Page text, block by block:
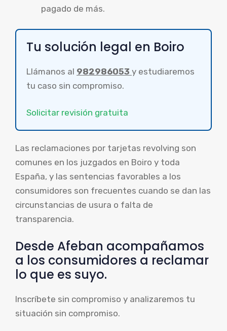
pagado de más.
Tu solución legal en Boiro
Llámanos al 982986053 y estudiaremos
tu caso sin compromiso.
Solicitar revisión gratuita
Las reclamaciones por tarjetas revolving son
comunes en los juzgados en Boiro y toda
España, y las sentencias favorables a los
consumidores son frecuentes cuando se dan las
circunstancias de usura o falta de
transparencia.
Desde Afeban acompañamos
a los consumidores a reclamar
lo que es suyo.
Inscríbete sin compromiso y analizaremos tu
situación sin compromiso.